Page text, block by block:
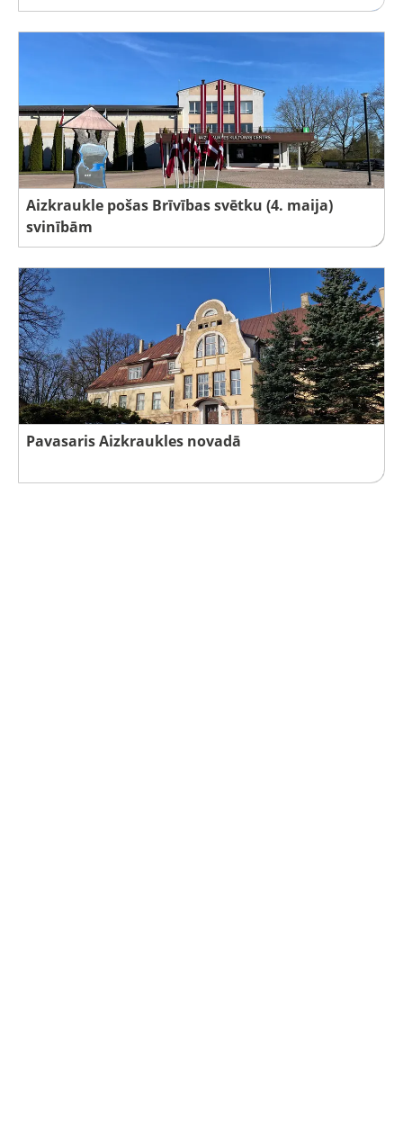
Aizkraukle pošas Brīvības svētku (4. maija)
svinībām
Pavasaris Aizkraukles novadā